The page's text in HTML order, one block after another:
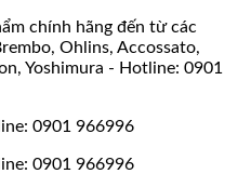
chính hãng đến từ các
Ohlins, Accossato,
Yoshimura - Hotline: 0901
0901 966996
0901 966996